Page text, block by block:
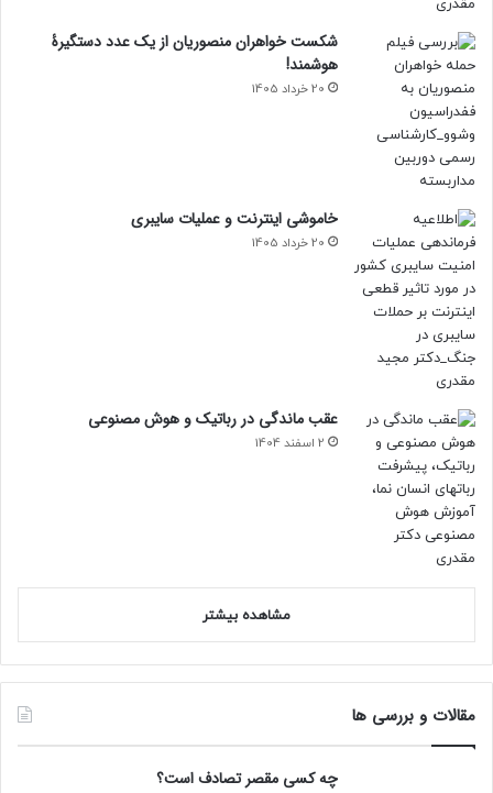
شکست خواهران منصوریان از یک عدد دستگیرۀ
هوشمند!
20 خرداد 1405
خاموشی اینترنت و عملیات سایبری
20 خرداد 1405
عقب ماندگی در رباتیک و هوش مصنوعی
2 اسفند 1404
مشاهده بیشتر
مقالات و بررسی ها
چه کسی مقصر تصادف است؟